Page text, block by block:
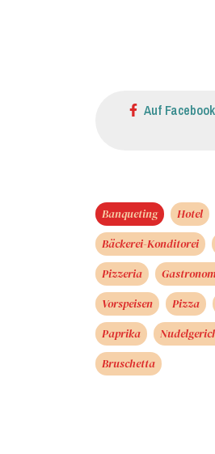
Auf
Banqueting Hotel
Bäckerei-Konditorei
Pizzeria
Vorspeisen
Pizza
Paprika
Bruschetta